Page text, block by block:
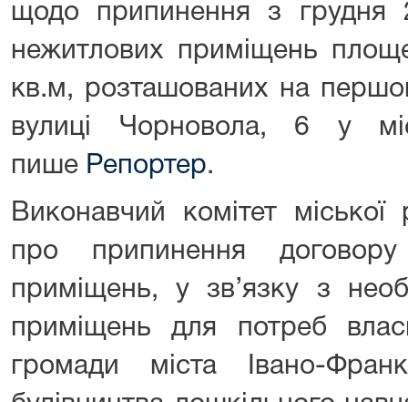
щодо припинення з грудня
нежитлових приміщень
кв.м, розташованих на
вулиці Чорновола, 6 у
пише Репортер.
Виконавчий комітет
про припинення
приміщень, у зв’язку з
приміщень для потреб
громади міста Івано-